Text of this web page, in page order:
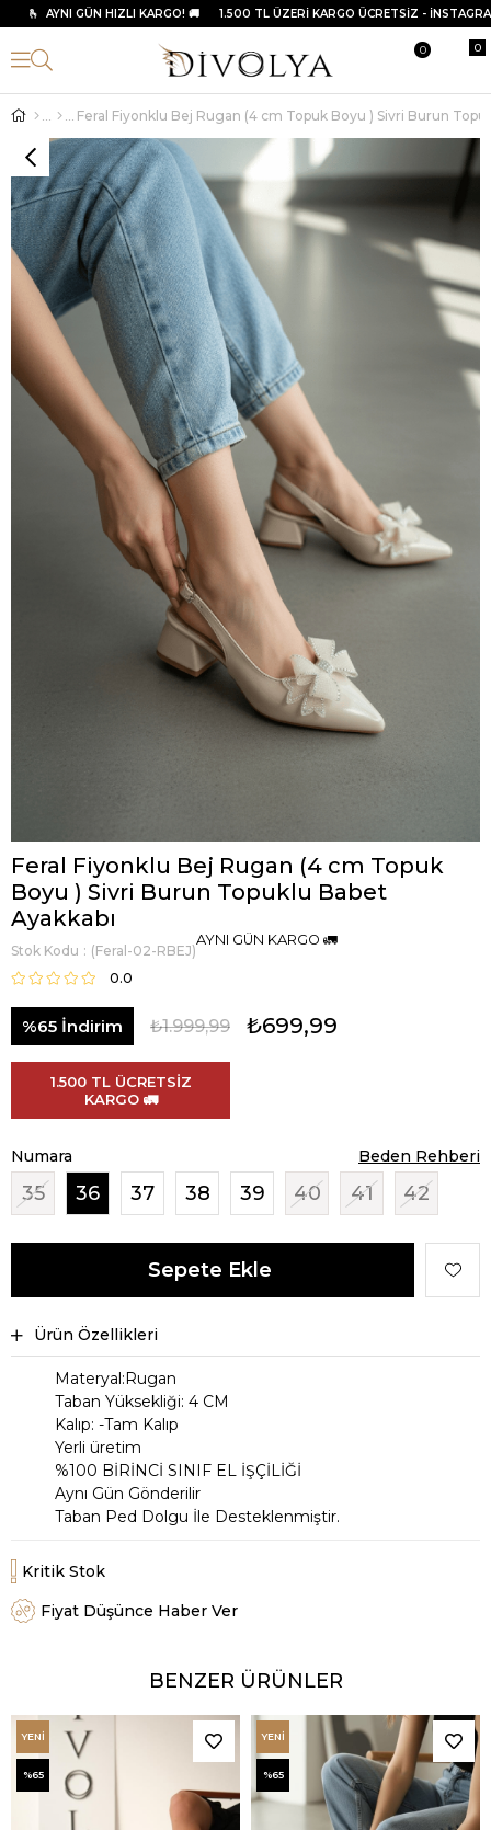
ET 50 TL HEDİYE ÇEKİ KAZAN
🫰 AYNI GÜN HIZLI KARGO! 🚚 1.500 TL ÜZERİ KARGO ÜCRETSİZ -
0 0
Feral Fiyonklu Bej Rugan (4 cm Topuk
Boyu ) Sivri Burun Topuklu Babet
Ayakkabı
Stok Kodu
(Feral-02-RBEJ)
0.0
%65 İndirim ₺1.999,99 ₺699,99
1.500 TL ÜCRETSİZ
KARGO 🚛
AYNI GÜN KARGO 🚛
Beden Rehberi
Numara
35 36 37 38 39 40 41 42
Ürün Özellikleri
Materyal:Rugan
Taban Yüksekliği: 4 CM
Kalıp: -Tam Kalıp
Yerli üretim
%100 BİRİNCİ SINIF EL İŞÇİLİĞİ
Aynı Gün Gönderilir
Taban Ped Dolgu İle Desteklenmiştir.
Kritik Stok
Fiyat Düşünce Haber Ver
BENZER ÜRÜNLER
YENI
%65
YENI
%65